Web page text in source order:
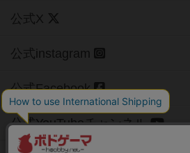
公式X
公式instagram
公式Facebook
公式YouTubeチャンネル